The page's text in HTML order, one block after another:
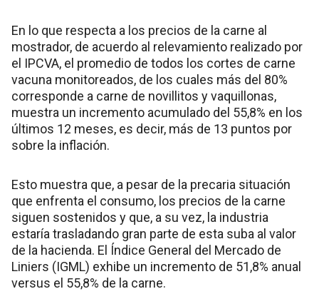
En lo que respecta a los precios de la carne al
mostrador, de acuerdo al relevamiento realizado por
el IPCVA, el promedio de todos los cortes de carne
vacuna monitoreados, de los cuales más del 80%
corresponde a carne de novillitos y vaquillonas,
muestra un incremento acumulado del 55,8% en los
últimos 12 meses, es decir, más de 13 puntos por
sobre la inflación.
Esto muestra que, a pesar de la precaria situación
que enfrenta el consumo, los precios de la carne
siguen sostenidos y que, a su vez, la industria
estaría trasladando gran parte de esta suba al valor
de la hacienda. El Índice General del Mercado de
Liniers (IGML) exhibe un incremento de 51,8% anual
versus el 55,8% de la carne.